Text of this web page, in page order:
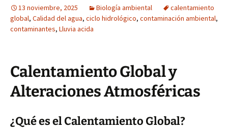
13 noviembre, 2025 Biología ambiental
calentamiento
global, Calidad del agua, ciclo hidrológico, contaminación ambiental,
contaminantes, Lluvia acida
Calentamiento Global y
Alteraciones Atmosféricas
¿Qué es el Calentamiento Global?